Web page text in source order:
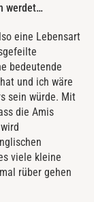
werdet…
eine Lebensart
bedeutende
und ich wäre
sein würde. Mit
die Amis
viele kleine
rüber gehen